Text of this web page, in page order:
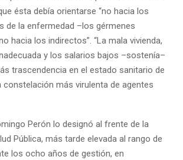
ésta debía orientarse “no hacia los
de la enfermedad –los gérmenes
hacia los indirectos”. “La mala vivienda,
y los salarios bajos –sostenía–
trascendencia en el estado sanitario de
constelación más virulenta de agentes
Perón lo designó al frente de la
Pública, más tarde elevada al rango de
los ocho años de gestión, en